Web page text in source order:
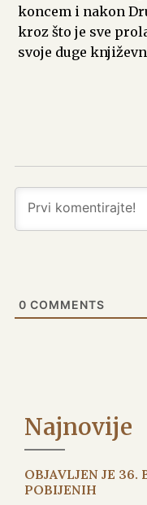
koncem i nakon
kroz što je sve
svoje duge
0 COMMENTS
Najnovije
OBJAVLJEN JE 36.
POBIJENIH